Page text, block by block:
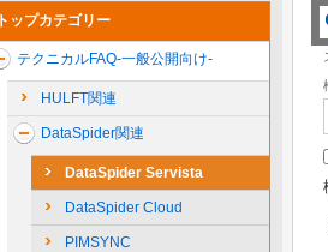
トップカテゴリー
テクニカルFAQ-一般公開向け-
HULFT関連
DataSpider関連
DataSpider Servista
DataSpider Cloud
PIMSYNC